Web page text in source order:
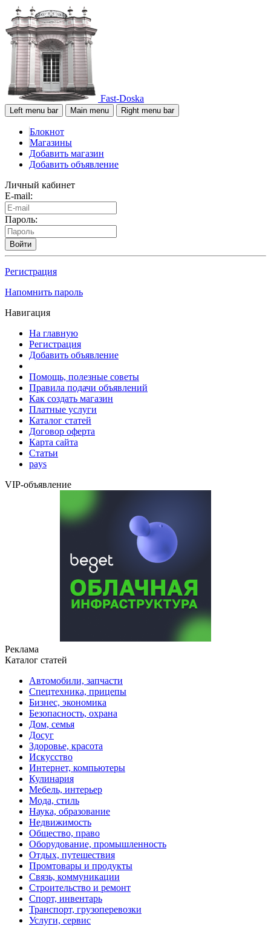
Fast-Doska
Left menu bar Main menu Right menu bar
Блокнот
Магазины
Добавить магазин
Добавить объявление
Личный кабинет
E-mail:
Пароль:
Войти
Регистрация
Напомнить пароль
Навигация
На главную
Регистрация
Добавить объявление
Помощь, полезные советы
Правила подачи объявлений
Как создать магазин
Платные услуги
Каталог статей
Договор оферта
Карта сайта
Статьи
pays
VIP-объявление
Реклама
Каталог статей
Автомобили, запчасти
Спецтехника, прицепы
Бизнес, экономика
Безопасность, охрана
Дом, семья
Досуг
Здоровье, красота
Искусство
Интернет, компьютеры
Кулинария
Мебель, интерьер
Мода, стиль
Наука, образование
Недвижимость
Общество, право
Оборудование, промышленность
Отдых, путешествия
Промтовары и продукты
Связь, коммуникации
Строительство и ремонт
Cпорт, инвентарь
Транспорт, грузоперевозки
Услуги, сервис